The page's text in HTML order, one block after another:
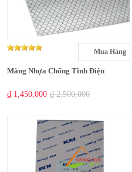
Mua Hàng
Màng Nhựa Chống Tĩnh Điện
₫ 1,450,000 ₫ 2,500,000